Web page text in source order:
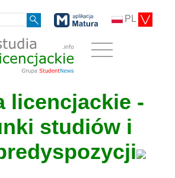
PL
licencjackie -
studiów i